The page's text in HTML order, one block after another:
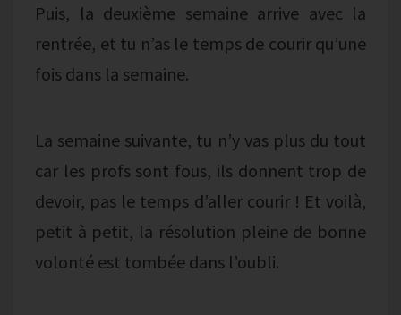
Puis, la deuxième semaine arrive avec la
rentrée, et tu n’as le temps de courir qu’une
fois dans la semaine.
La semaine suivante, tu n’y vas plus du tout
car les profs sont fous, ils donnent trop de
devoir, pas le temps d’aller courir ! Et voilà,
petit à petit, la résolution pleine de bonne
volonté est tombée dans l’oubli.